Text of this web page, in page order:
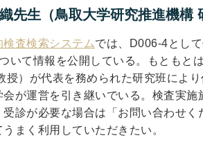
先生（鳥取大学研究推進機構
検査検索システムでは、D006-4とし
いて情報を公開している。もともと
授）が代表を務められた研究班によ
会が運営を引き継いでいる。検査実
受診が必要な場合は「お問い合わせ
まく利用していただきたい。